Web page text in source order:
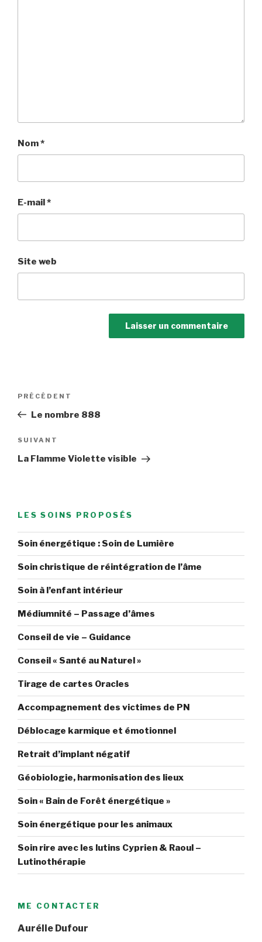
Nom*
E-mail*
Site web
Navigation
l’article
Article
précédent
PRÉCÉDENT
Le nombre 888
Article
suivant
SUIVANT
La Flamme Violette visible
LES SOINS PROPOSÉS
Soin énergétique : Soin de Lumière
Soin christique de réintégration de l’âme
Soin à l’enfant intérieur
Médiumnité – Passage d’âmes
Conseil de vie – Guidance
Conseil « Santé au Naturel »
Tirage de cartes Oracles
Accompagnement des victimes de PN
Déblocage karmique et émotionnel
Retrait d’implant négatif
Géobiologie, harmonisation des lieux
Soin « Bain de Forêt énergétique »
Soin énergétique pour les animaux
Soin rire avec les lutins Cyprien & Raoul –
Lutinothérapie
ME CONTACTER
Aurélie Dufour